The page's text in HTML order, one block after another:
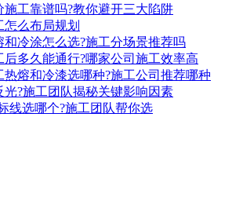
施工靠谱吗?教你避开三大陷阱
么布局规划
和冷涂怎么选?施工分场景推荐吗
后多久能通行?哪家公司施工效率高
热熔和冷漆选哪种?施工公司推荐哪种
光?施工团队揭秘关键影响因素
线选哪个?施工团队帮你选